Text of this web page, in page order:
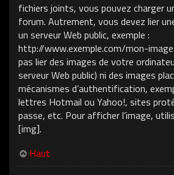
fichiers joints, vous pouvez charger
forum. Autrement, vous devez lier
un serveur Web public, exemple :
http://www.exemple.com/mon-
pas lier des images de votre
serveur Web public) ni des images
mécanismes d’authentification,
lettres Hotmail ou Yahoo!, sites
passe, etc. Pour afficher l’image,
[img].
Haut